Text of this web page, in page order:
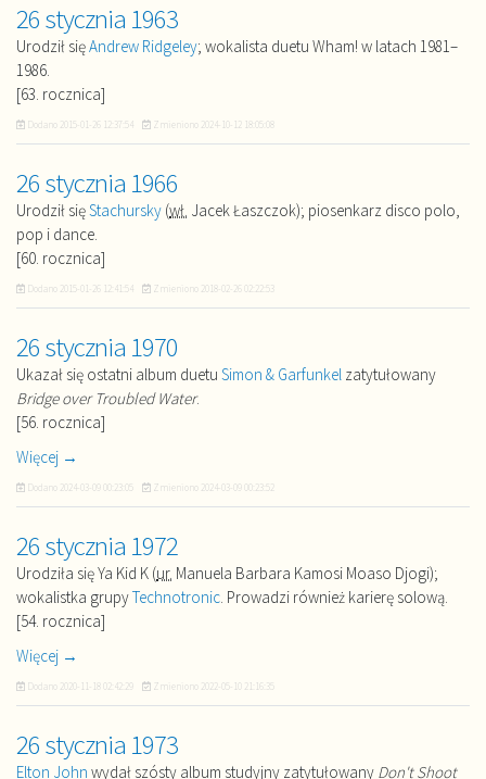
26 stycznia 1963
Urodził sięAndrew Ridgeley; wokalista duetu Wham! w latach 1981–
1986.
[63. rocznica]
Dodano 2015-01-26 12:37:54 Zmieniono 2024-10-12 18:05:08
26 stycznia 1966
Urodził sięStachursky (wł. Jacek Łaszczok); piosenkarz disco polo,
pop i dance.
[60. rocznica]
Dodano 2015-01-26 12:41:54 Zmieniono 2018-02-26 02:22:53
26 stycznia 1970
Ukazał się ostatni album duetu Simon & Garfunkel zatytułowany
Bridge over Troubled Water.
[56. rocznica]
Więcej →
Dodano 2024-03-09 00:23:05 Zmieniono 2024-03-09 00:23:52
26 stycznia 1972
Urodziła się Ya Kid K (ur. Manuela Barbara Kamosi Moaso Djogi);
wokalistka grupyTechnotronic. Prowadzi również karierę solową.
[54. rocznica]
Więcej →
Dodano 2020-11-18 02:42:29 Zmieniono 2022-05-10 21:16:35
26 stycznia 1973
Elton John wydał szósty album studyjny zatytułowany Don't Shoot